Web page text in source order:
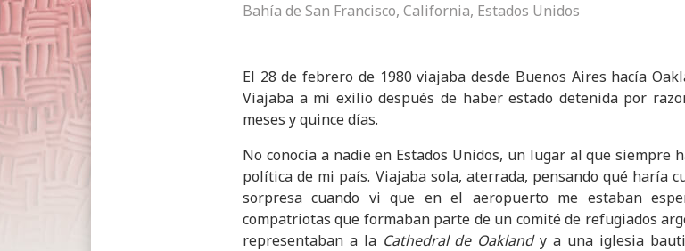
Bahía de San Francisco, California, Estados Unidos
El 28 de febrero de 1980 viajaba desde Buenos Aires hacía
Viajaba a mi exilio después de haber estado detenida por
meses y quince días.
No conocía a nadie en Estados Unidos, un lugar al que siempre
política de mi país. Viajaba sola, aterrada, pensando qué haría
sorpresa cuando vi que en el aeropuerto me estaban
compatriotas que formaban parte de un comité de refugiados
representaban a la Cathedral de Oaklandy a una iglesia